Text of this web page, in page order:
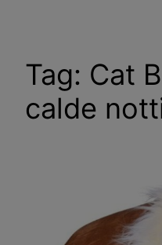
Tag: Cat
calde